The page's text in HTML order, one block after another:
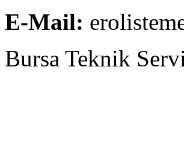
E-Mail:
Bursa Teknik